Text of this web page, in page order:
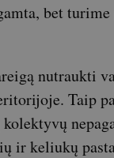
bet
nutraukti
Taip
ir keliukų